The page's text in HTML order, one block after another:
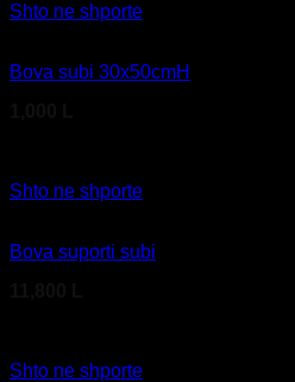
Shto ne shporte
Bova subi 30x50cmH
Shto ne shporte
Bova suporti subi
Shto ne shporte